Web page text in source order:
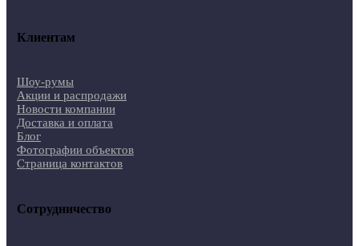
Клиентам
Шоу-румы
Акции и распродажи
Новости компании
Доставка и оплата
Блог
Фотографии объектов
Страница контактов
Сотрудничество